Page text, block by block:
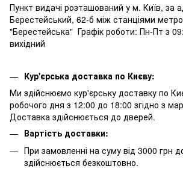
Пункт видачі розташований у м. Київ, за
Берестейський, 62-б між станціями
"Берестейська" Графік роботи: Пн-Пт з
вихідний
Кур'єрська доставка по Києву:
Ми здійснюємо кур'єрську доставку по
робочого дня з 12:00 до 18:00 згідно з
Доставка здійснюється до дверей.
Вартість доставки:
При замовленні на суму від 3000 грн
здійснюється безкоштовно.